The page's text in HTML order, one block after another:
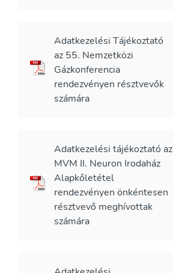
Adatkezelési Tájékoztató
az 55. Nemzetközi
Gázkonferencia
rendezvényen résztvevők
számára
Adatkezelési tájékoztató az
MVM II. Neuron Irodaház
Alapkőletétel
rendezvényen önkéntesen
résztvevő meghívottak
számára